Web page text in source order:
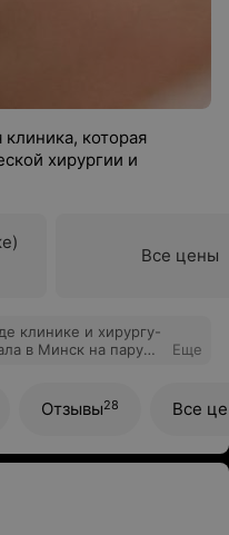
которая
хирургии и
Все цены
клинике и хирургу-
в Минск на пару
Но Эдуард
и нашел для меня
и с
подход и
Еще
Отзывы28 Все